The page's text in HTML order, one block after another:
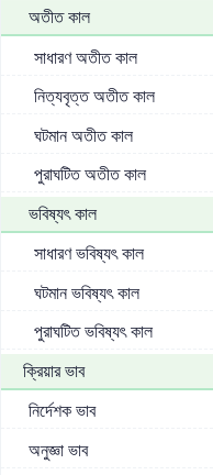
অতীত কাল
সাধারণ অতীত কাল
নিত্যবৃত্ত অতীত কাল
ঘটমান অতীত কাল
পুরাঘটিত অতীত কাল
ভবিষ্যৎ কাল
সাধারণ ভবিষ্যৎ কাল
ঘটমান ভবিষ্যৎ কাল
পুরাঘটিত ভবিষ্যৎ কাল
ক্রিয়ার ভাব
নির্দেশক ভাব
অনুজ্ঞা ভাব